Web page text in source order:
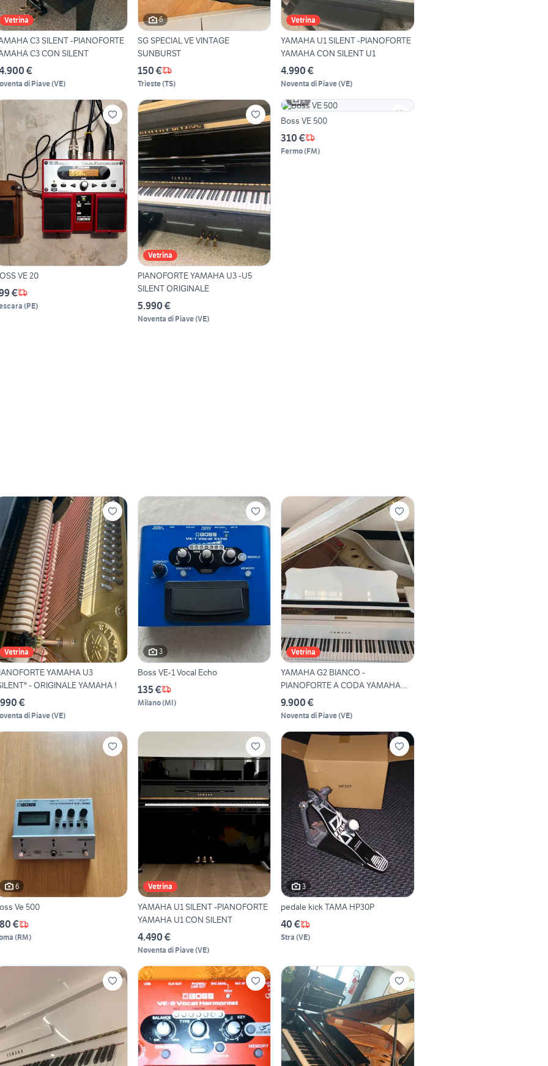
Vetrina
C3 SILENT -PIANOFORTE
C3 CON SILENT
€
di Piave(VE)
6
SG SPECIAL VE VINTAGE
SUNBURST
150 €
Trieste(TS)
Vetrina
YAMAHA U1 SILENT -PIANOFORTE
YAMAHA CON SILENT U1
4.990 €
Noventa di Piave(VE)
VE 20
€
(PE)
Vetrina
PIANOFORTE YAMAHA U3 -U5
SILENT ORIGINALE
5.990 €
Noventa di Piave(VE)
2
Boss VE 500
310 €
Fermo(FM)
Vetrina
YAMAHA U3
- ORIGINALE YAMAHA !
€
di Piave(VE)
3
Boss VE-1 Vocal Echo
135 €
Milano(MI)
Vetrina
YAMAHA G2 BIANCO -
PIANOFORTE A CODA YAMAHA
BIANCO
9.900 €
Noventa di Piave(VE)
6
Ve 500
€
(RM)
Vetrina
YAMAHA U1 SILENT -PIANOFORTE
YAMAHA U1 CON SILENT
4.490 €
Noventa di Piave(VE)
3
pedale kick TAMA HP30P
40 €
Stra (VE)